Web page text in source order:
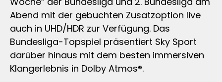
Abend mit der gebuchten Zusatzoption live
auch in UHD/HDR zur Verfügung. Das
Bundesliga-Topspiel präsentiert Sky Sport
darüber hinaus mit dem besten immersiven
Klangerlebnis in Dolby Atmos®.